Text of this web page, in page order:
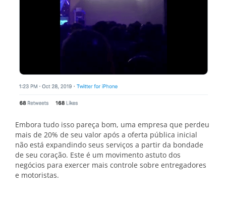
Embora tudo isso pareça bom, uma empresa que perdeu
mais de 20% de seu valor após a oferta pública inicial
não está expandindo seus serviços a partir da bondade
de seu coração. Este é um movimento astuto dos
negócios para exercer mais controle sobre entregadores
e motoristas.